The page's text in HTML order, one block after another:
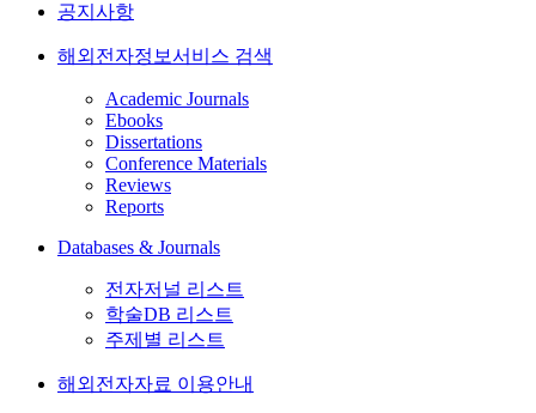
공지사항
해외전자정보서비스 검색
Academic Journals
Ebooks
Dissertations
Conference Materials
Reviews
Reports
Databases & Journals
전자저널 리스트
학술DB 리스트
주제별 리스트
해외전자자료 이용안내